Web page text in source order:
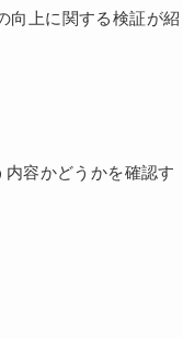
向上に関する検証が紹
容かどうかを確認す